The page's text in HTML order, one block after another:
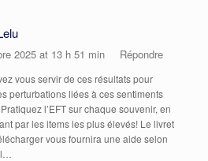
2025 at 13 h 51 min Répondre
vous servir de ces résultats pour
perturbations liées à ces sentiments
l’EFT sur chaque souvenir, en
par les items les plus élevés! Le livret
vous fournira une aide selon